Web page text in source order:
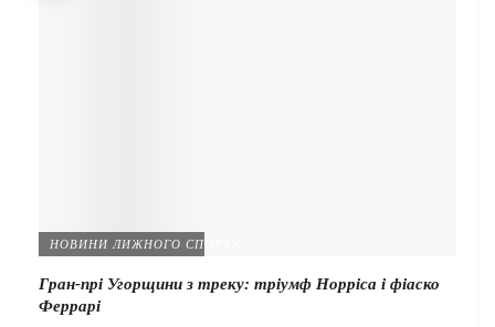
НОВИНИ ЛИЖНОГО СПОРТУ
Гран-прі Угорщини з треку: тріумф Норріса і фіаско
Феррарі